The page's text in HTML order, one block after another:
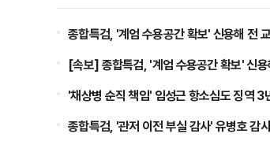
종합특검, '계엄 수용공간 확보' 신용해 전
[속보] 종합특검, '계엄 수용공간 확보' 신
'채상병 순직 책임' 임성근 항소심도 징역
종합특검, '관저 이전 부실 감사' 유병호 감